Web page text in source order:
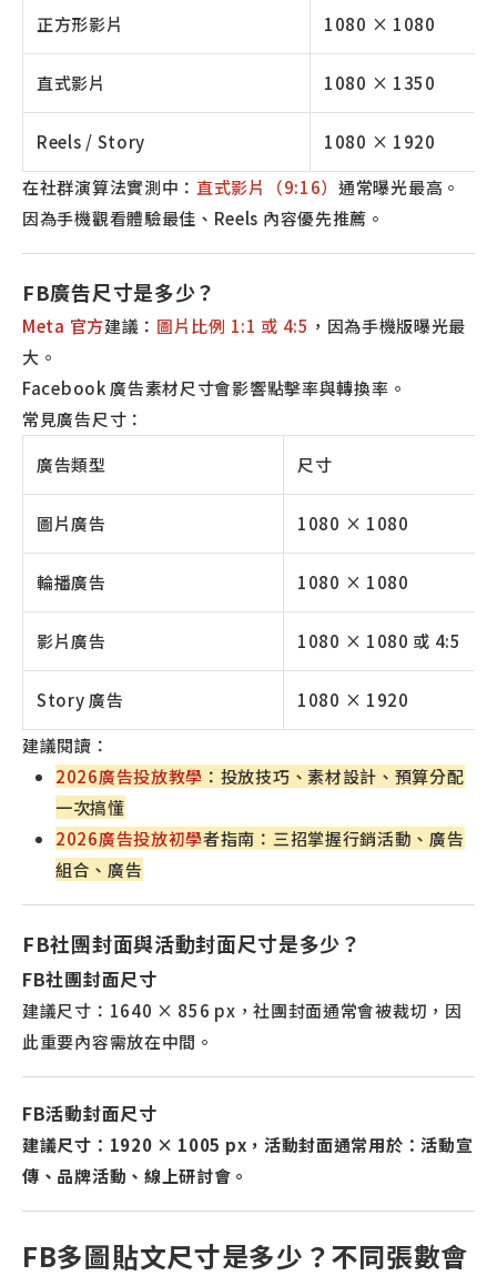
正方形影片 1080 × 1080
直式影片 1080 × 1350
Reels / Story
1080 × 1920
在社群演算法實測中： 直式影片（9:16） 通常曝光最高。
因為手機觀看體驗最佳、Reels 內容優先推薦。
FB廣告尺寸是多少？
Meta 官方建議： 圖片比例 1:1 或 4:5 ，因為手機版曝光最
大。
Facebook 廣告素材尺寸會影響點擊率與轉換率。
常見廣告尺寸：
廣告類型
尺寸
圖片廣告 1080 × 1080
輪播廣告 1080 × 1080
影片廣告 1080 × 1080 或 4:5
Story 廣告
1080 × 1920
建議閱讀：
2026廣告投放教學 ：投放技巧、素材設計、預算分配
一次搞懂
2026廣告投放初學者指南：三招掌握行銷活動、廣告
組合、廣告
FB社團封面與活動封面尺寸是多少？
FB社團封面尺寸
建議尺寸：1640 × 856 px，社團封面通常會被裁切，因
此重要內容需放在中間。
FB活動封面尺寸
建議尺寸：1920 × 1005 px，活動封面通常用於：活動宣
傳、品牌活動、線上研討會。
FB多圖貼文尺寸是多少？不同張數會